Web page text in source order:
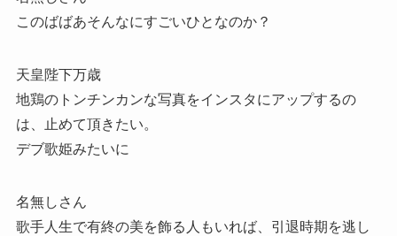
このばばあそんなにすごいひとなのか？
天皇陛下万歳
地鶏のトンチンカンな写真をインスタにアップするの
は、止めて頂きたい。
デブ歌姫みたいに
名無しさん
歌手人生で有終の美を飾る人もいれば、引退時期を逃し